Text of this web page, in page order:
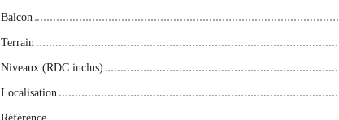
Balcon
Terrain
Niveaux (RDC inclus)
Localisation